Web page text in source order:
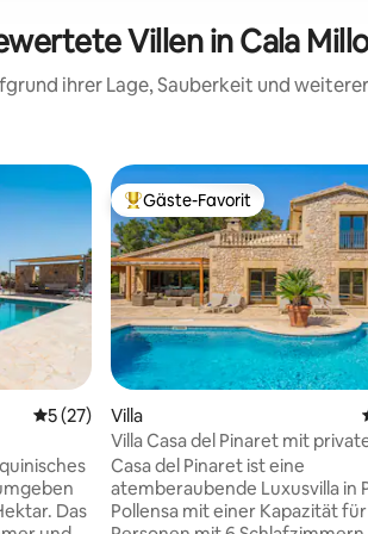
Villen in Cala
ihrer Lage, Sauberkeit und
Bewertungen
Durchschnittliche Bewertung: 5 von 5,
5 (27)
Das
Beliebter Gäste-Favorit.
Gäste-Favorit
Villa
Villa Casa del Pinaret mit
Swimmingpool.
Casa del Pinaret ist eine
atemberaubende Luxusvilla in
Pollensa mit einer Kapazität für